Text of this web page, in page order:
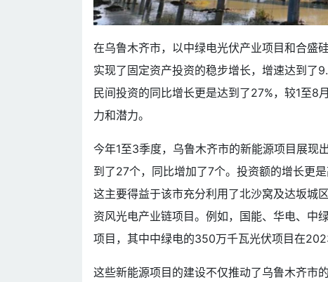
在乌鲁木齐市，以中绿电光伏产业项目和合盛
实现了固定资产投资的稳步增长，增速达到了
民间投资的同比增长更是达到了27%，较1至8
力和潜力。
今年1至3季度，乌鲁木齐市的新能源项目展现
到了27个，同比增加了7个。投资额的增长更
这主要得益于该市充分利用了北沙窝及达坂城
资风光电产业链项目。例如，国能、华电、中
项目，其中中绿电的350万千瓦光伏项目在
这些新能源项目的建设不仅推动了乌鲁木齐市